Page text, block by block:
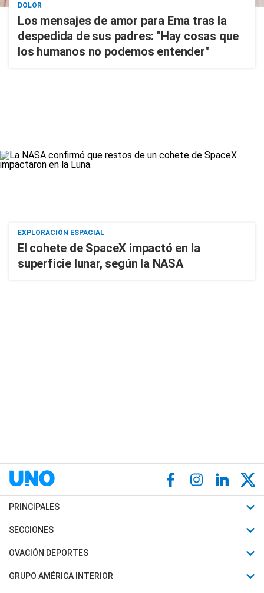
DOLOR
Los mensajes de amor para Ema tras la
despedida de sus padres: "Hay cosas que
los humanos no podemos entender"
EXPLORACIÓN ESPACIAL
El cohete de SpaceX impactó en la
superficie lunar, según la NASA
PRINCIPALES
Últimas Noticias
Política
SECCIONES
Horóscopo
Motores
OVACIÓN DEPORTES
Fútbol
GRUPO AMÉRICA INTERIOR